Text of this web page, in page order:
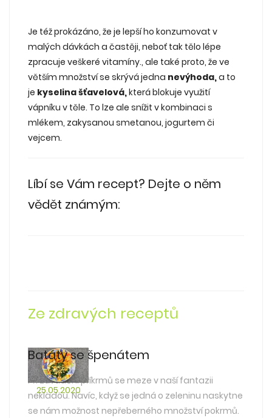
Je též prokázáno, že je lepší ho konzumovat v
malých dávkách a častěji, neboť tak tělo lépe
zpracuje veškeré vitamíny., ale také proto, že ve
větším množství se skrývá jedna nevýhoda,a to
je kyselina šťavelová,která blokuje využití
vápníku v těle. To lze ale snížit v kombinaci s
mlékem, zakysanou smetanou, jogurtem či
vejcem.
Líbí se Vám recept? Dejte o něm
vědět známým:
Ze zdravých receptů
25.05.2020
Batáty se špenátem
Při závádění příkrmů se meze v naší fantazii
nekladou. Navíc, když se jedná o zeleninu naskytne
se nám možnost nepřeberného množství pokrmů.